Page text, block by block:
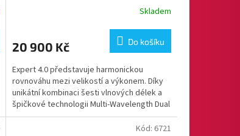
M
A
Skladem
20 900 Kč Do košíku
Expert 4.0 představuje harmonickou
rovnováhu mezi velikostí a výkonem. Díky
unikátní kombinaci šesti vlnových délek a
špičkové technologii Multi-Wavelength Dual
Chip LED nabízí...
Kód: 6721